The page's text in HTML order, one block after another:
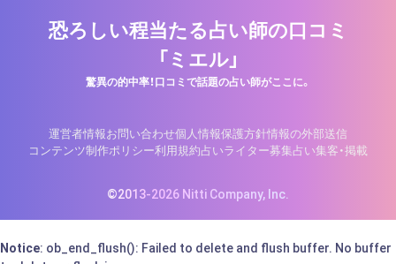
恐ろしい程当たる占い師の口コミ
「ミエル」
驚異の的中率！口コミで話題の占い師がここに。
運営者情報お問い合わせ個人情報保護方針情報の外部送信
コンテンツ制作ポリシー利用規約占いライター募集占い集客・掲載
©2013-2026 Nitti Company, Inc.
Notice: ob_end_flush(): Failed to delete and flush buffer. No buffer